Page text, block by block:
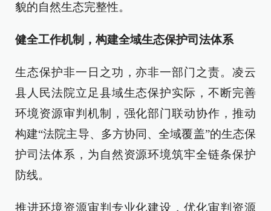
貌的自然生态完整性。
健全工作机制，构建全域生态保护司法体系
生态保护非一日之功，亦非一部门之责。凌云
县人民法院立足县域生态保护实际，不断完善
环境资源审判机制，强化部门联动协作，推动
构建“法院主导、多方协同、全域覆盖”的生态保
护司法体系，为自然资源环境筑牢全链条保护
防线。
推进环境资源审判专业化建设，优化审判资源